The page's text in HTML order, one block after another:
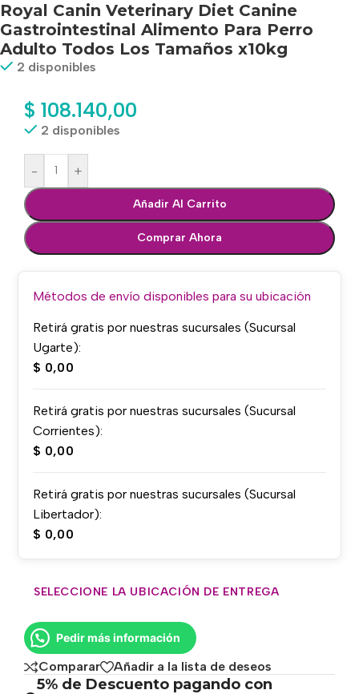
Royal Canin Veterinary Diet Canine
Gastrointestinal Alimento Para Perro
Adulto Todos Los Tamaños x10kg
2 disponibles
$ 108.140,00
2 disponibles
- +
Añadir Al Carrito
Comprar Ahora
Métodos de envío disponibles para su ubicación
Retirá gratis por nuestras sucursales (Sucursal
Ugarte):
$ 0,00
Retirá gratis por nuestras sucursales (Sucursal
Corrientes):
$ 0,00
Retirá gratis por nuestras sucursales (Sucursal
Libertador):
$ 0,00
SELECCIONE LA UBICACIÓN DE ENTREGA
Pedir más información
Comparar Añadir a la lista de deseos
5% de Descuento pagando con